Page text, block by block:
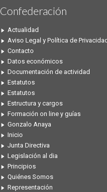
Confederación
Actualidad
Aviso Legal y Política de Privacidad
Contacto
Datos económicos
Documentación de actividad
Estatutos
Estatutos
Estructura y cargos
Formación on line y guías
Gonzalo Anaya
Inicio
Junta Directiva
Legislación al dia
Principios
Quiénes Somos
Representación